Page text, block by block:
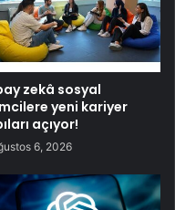
zekâ sosyal
yeni kariyer
açıyor!
6, 2026